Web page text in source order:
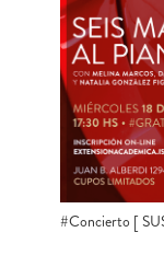
#Concierto [